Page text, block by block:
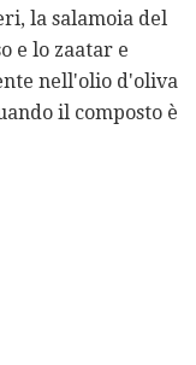
la salamoia del
e lo zaatar e
nell'olio d'oliva
il composto è